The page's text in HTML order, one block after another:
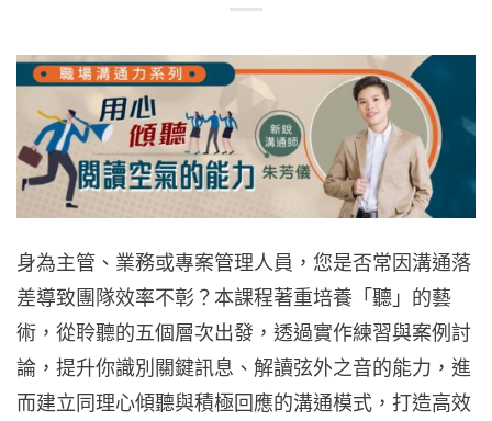
身為主管、業務或專案管理人員，您是否常因溝通落
差導致團隊效率不彰？本課程著重培養「聽」的藝
術，從聆聽的五個層次出發，透過實作練習與案例討
論，提升你識別關鍵訊息、解讀弦外之音的能力，進
而建立同理心傾聽與積極回應的溝通模式，打造高效